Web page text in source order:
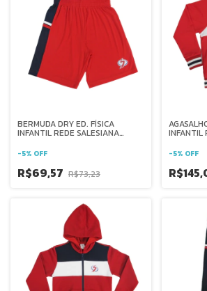
BERMUDA DRY ED. FÍSICA
INFANTIL REDE SALESIANA
-5% OFF
R$69,57 R$73,23
INFANTIL
-5% OFF